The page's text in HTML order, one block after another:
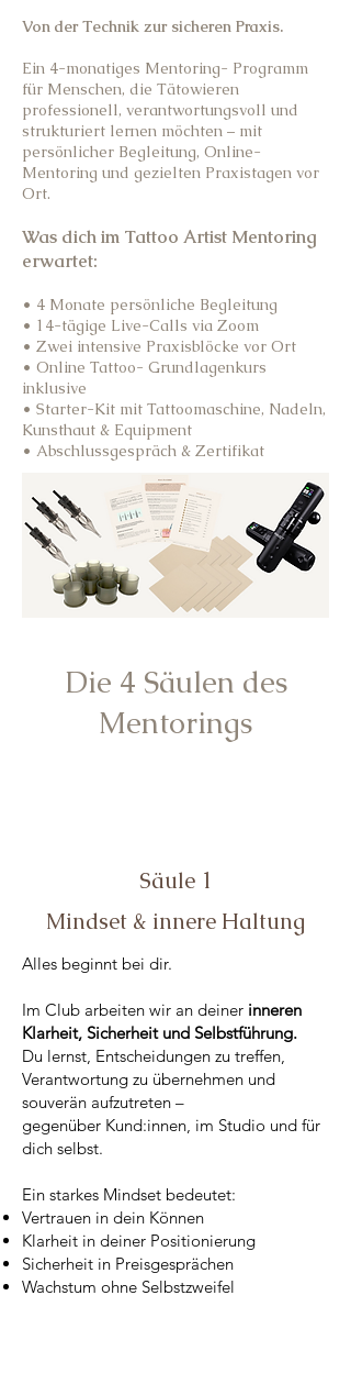
Von der Technik zur sicheren Praxis.
Ein 4-monatiges Mentoring- Programm
für Menschen, die Tätowieren
professionell, verantwortungsvoll und
strukturiert lernen möchten – mit
persönlicher Begleitung, Online-
Mentoring und gezielten Praxistagen vor
Ort.
Was dich im Tattoo Artist Mentoring
erwartet:
• 4 Monate persönliche Begleitung
• 14-tägige Live-Calls via Zoom
• Zwei intensive Praxisblöcke vor Ort
• Online Tattoo- Grundlagenkurs
inklusive
• Starter-Kit mit Tattoomaschine, Nadeln,
Kunsthaut & Equipment
• Abschlussgespräch & Zertifikat
Die 4 Säulen des
Mentorings
Säule 1
Mindset & innere Haltung
Alles beginnt bei dir.
Im Club arbeiten wir an deiner inneren
Klarheit, Sicherheit und Selbstführung.
Du lernst, Entscheidungen zu treffen,
Verantwortung zu übernehmen und
souverän aufzutreten –
gegenüber Kund:innen, im Studio und für
dich selbst.
Ein starkes Mindset bedeutet:
Vertrauen in dein Können
Klarheit in deiner Positionierung
Sicherheit in Preisgesprächen
Wachstum ohne Selbstzweifel